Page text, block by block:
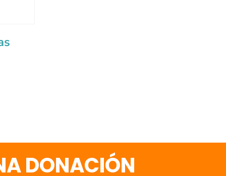
DONACIÓN